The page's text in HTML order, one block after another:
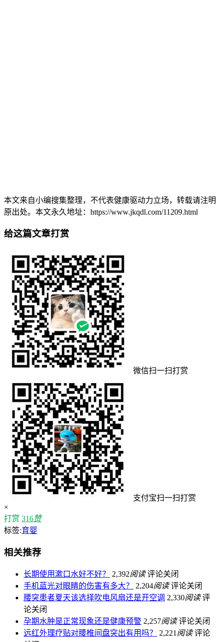
本文来自小编搜集整理，不代表健康驱动力立场，转载请注明
原出处。本文永久地址：https://www.jkqdl.com/11209.html
给这篇文章打赏
微信扫一扫打赏
支付宝扫一扫打赏
×
打赏 316赞
标签:育婴
相关推荐
长期使用漱口水好不好？ 2,392阅读 评论关闭
手机蓝光对眼睛的伤害有多大？
2,204阅读 评论关闭
腰突患者夏天该选择吹电风扇还是开空调 2,330阅读 评
论关闭
孕期水肿是正常现象还是健康预警 2,257阅读 评论关闭
远红外理疗贴对腰椎间盘突出有用吗？
2,221 阅读 评论